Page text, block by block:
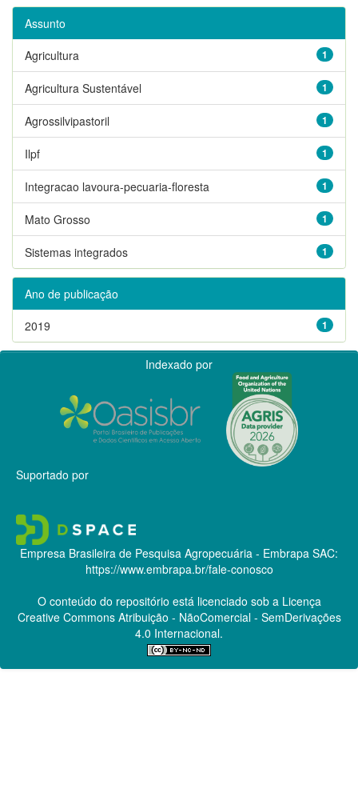
Assunto
1
Agricultura
1
Agricultura Sustentável
1
Agrossilvipastoril
1
Ilpf
1
Integracao lavoura-pecuaria-floresta
1
Mato Grosso
1
Sistemas integrados
Ano de publicação
1
2019
Indexado por
Suportado por
Empresa Brasileira de Pesquisa Agropecuária - Embrapa SAC:
https://www.embrapa.br/fale-conosco
O conteúdo do repositório está licenciado sob a Licença
Creative CommonsAtribuição - NãoComercial - SemDerivações
4.0 Internacional.